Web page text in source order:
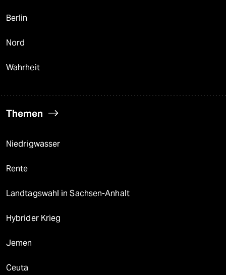
Berlin
Nord
Wahrheit
Themen
Niedrigwasser
Rente
Landtagswahl in Sachsen-Anhalt
Hybrider Krieg
Jemen
Ceuta